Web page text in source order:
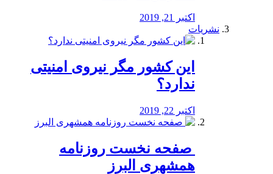
اکتبر 21, 2019
نشریات
این کشور مگر نیروی امنیتی
ندارد؟
اکتبر 22, 2019
️ صفحه نخست روزنامه‌
همشهری البرز